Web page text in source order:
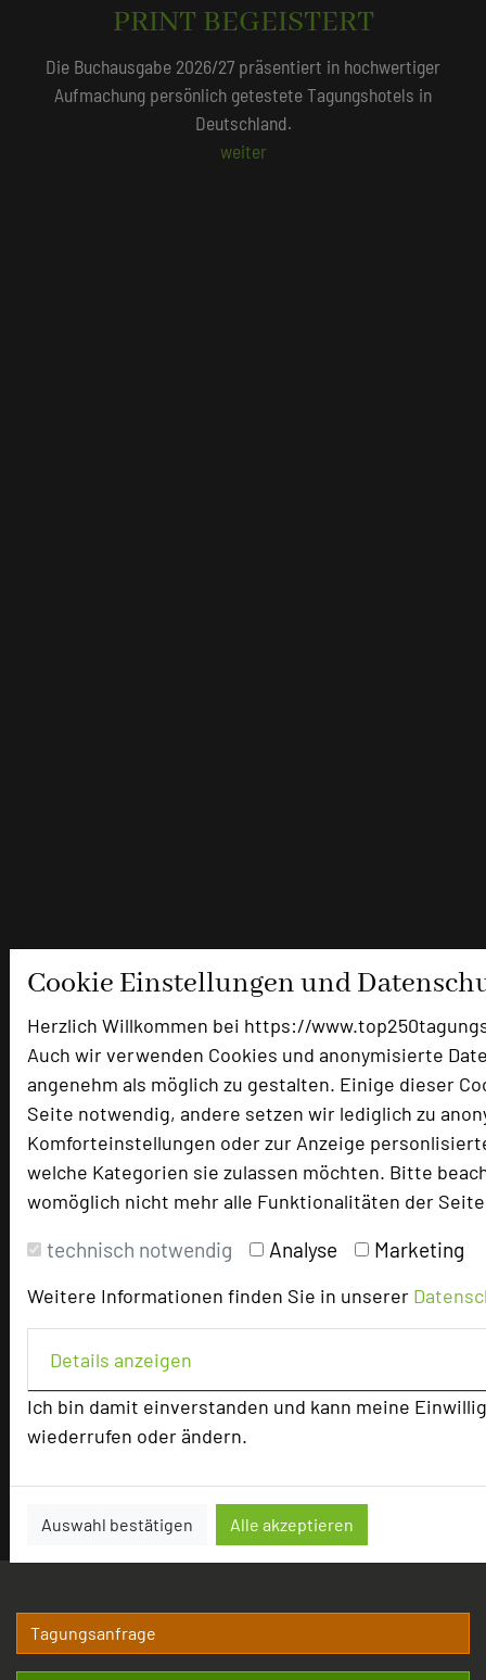
Cookie Einstellungen und
Herzlich Willkommen bei https://
Auch wir verwenden Cookies und anonymisierte
angenehm als möglich zu gestalten. Einige dieser
Seite notwendig, andere setzen wir lediglich zu
Komforteinstellungen oder zur Anzeige
welche Kategorien sie zulassen möchten. Bitte
womöglich nicht mehr alle Funktionalitäten der
technisch notwendig Analyse Marketing
Weitere Informationen finden Sie in unserer
Details anzeigen
Ich bin damit einverstanden und kann meine
wiederrufen oder ändern.
Auswahl bestätigen Alle akzeptieren
starstarstar
QUALITÄTSGEPRÜFT!
Unser Redaktionsteam empfiehlt 250 Tagungshotels, die
persönlich vor Ort geprüft wurden.
Beliebte Suchlisten
Tagungsanfrage